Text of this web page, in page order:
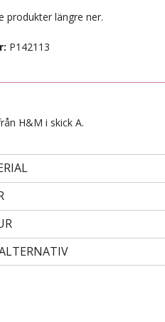
produkter längre ner.
P142113
H&M i skick A.